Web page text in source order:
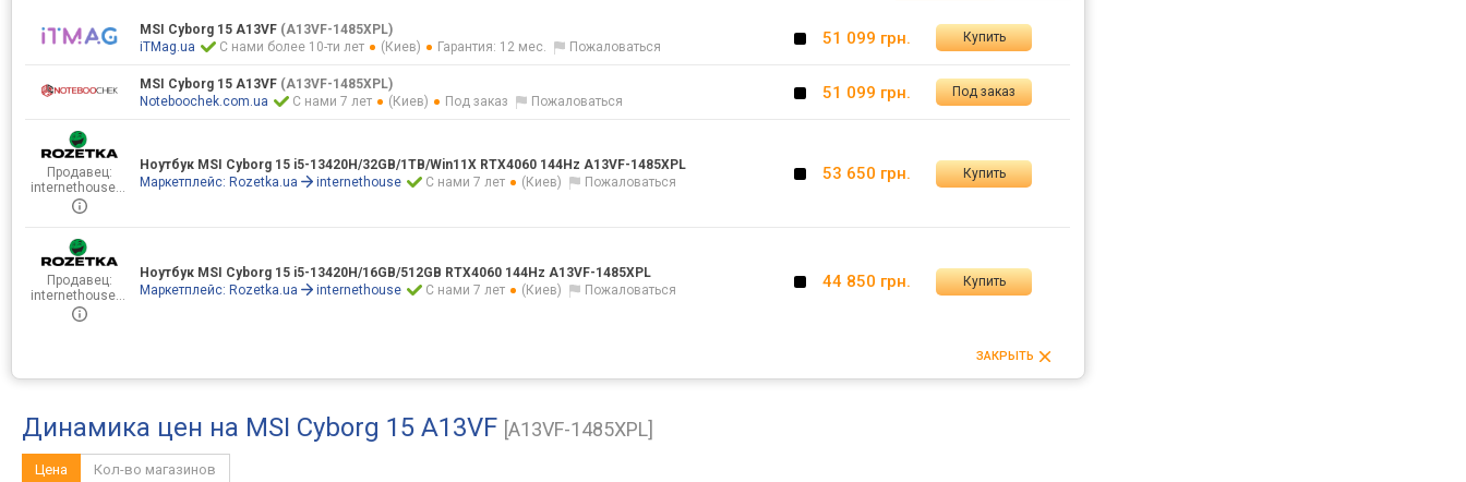
MSI Cyborg 15 A13VF (A13VF-1485XPL)
iTMag.ua
С нами более 10-ти лет (Киев) Гарантия: 12 мес. Пожаловаться 51 099 грн. Купить
MSI Cyborg 15 A13VF (A13VF-1485XPL)
Noteboochek.com.ua
С нами 7 лет (Киев) Под заказ Пожаловаться 51 099 грн. Под заказ
Продавец:
internethouse…
Ноутбук MSI Cyborg 15 i5-13420H/32GB/1TB/Win11X RTX4060 144Hz A13VF-1485XPL
Маркетплейс: Rozetka.ua internethouse С нами 7 лет (Киев) Пожаловаться 53 650 грн. Купить
Продавец:
internethouse…
Ноутбук MSI Cyborg 15 i5-13420H/16GB/512GB RTX4060 144Hz A13VF-1485XPL
Маркетплейс: Rozetka.ua internethouse С нами 7 лет (Киев) Пожаловаться 44 850 грн. Купить
ЗАКРЫТЬ
Динамика цен на MSI Cyborg 15 A13VF [A13VF-1485XPL]
Цена Кол-во магазинов